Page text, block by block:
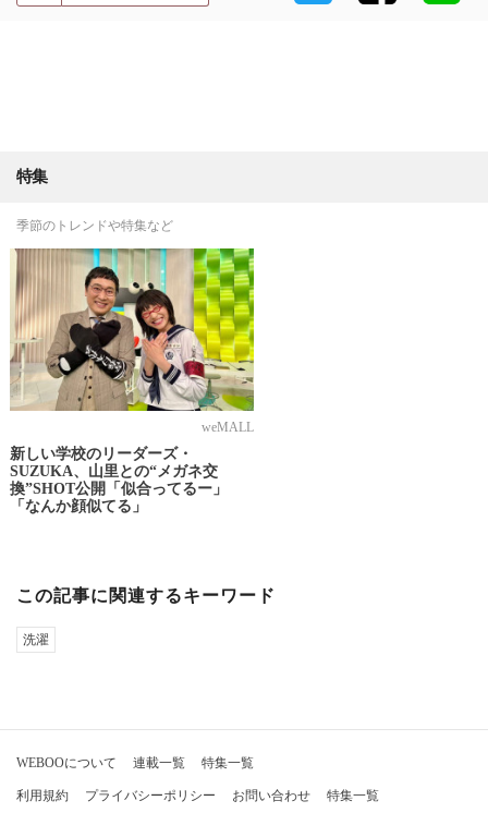
特集
季節のトレンドや特集など
weMALL
新しい学校のリーダーズ・
SUZUKA、山里との“メガネ交
換”SHOT公開「似合ってるー」
「なんか顔似てる」
この記事に関連するキーワード
洗濯
WEBOOについて 連載一覧 特集一覧
利用規約 プライバシーポリシー お問い合わせ 特集一覧